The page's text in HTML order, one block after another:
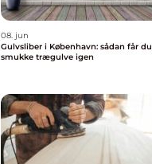
08. jun
Gulvsliber i København: sådan får du
smukke trægulve igen